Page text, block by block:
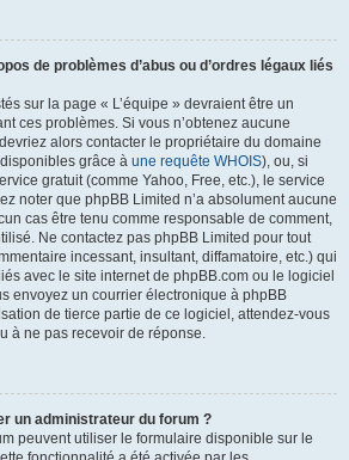
de problèmes d’abus ou d’ordres légaux liés
sur la page « L’équipe » devraient être un
ces problèmes. Si vous n’obtenez aucune
alors contacter le propriétaire du domaine
grâce à une requête WHOIS), ou, si
gratuit (comme Yahoo, Free, etc.), le service
noter que phpBB Limited n’a absolument aucune
cas être tenu comme responsable de comment,
Ne contactez pas phpBB Limited pour tout
incessant, insultant, diffamatoire, etc.) qui
avec le site internet de phpBB.com ou le logiciel
envoyez un courrier électronique à phpBB
de tierce partie de ce logiciel, attendez-vous
à ne pas recevoir de réponse.
un administrateur du forum ?
peuvent utiliser le formulaire disponible sur le